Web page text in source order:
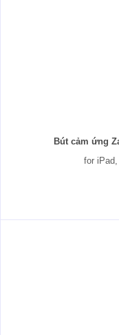
Bút cảm ứng
for